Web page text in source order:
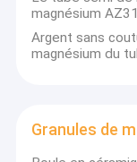
magnésium
Argent sans
magnésium du
Granules de